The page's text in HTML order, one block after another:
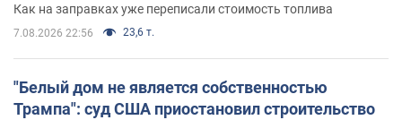
Как на заправках уже переписали стоимость топлива
7.08.2026 22:56 23,6 т.
"Белый дом не является собственностью
Трампа": суд США приостановил строительство